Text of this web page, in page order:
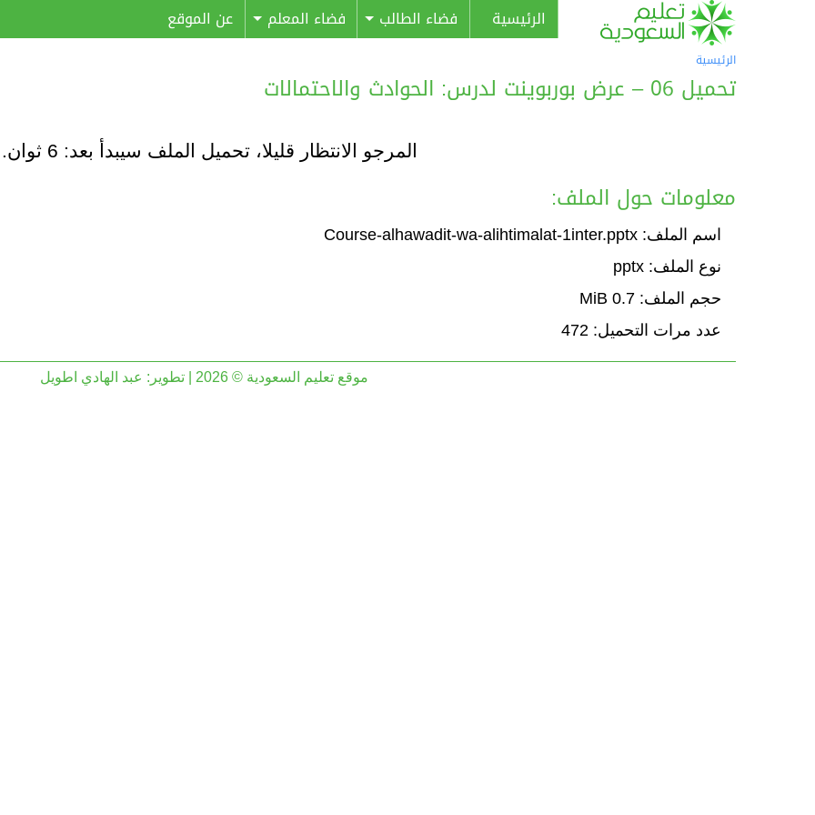
الرئيسية فضاء الطالب فضاء المعلم عن الموقع
الرئيسية
تحميل 06 – عرض بوربوينت لدرس: الحوادث والاحتمالات
المرجو الانتظار قليلا، تحميل الملف سيبدأ بعد: 6
معلومات حول الملف:
اسم الملف: Course-alhawadit-wa-alihtimalat-1inter.pptx
نوع الملف: pptx
حجم الملف: 0.7 MiB
عدد مرات التحميل: 472
موقع تعليم السعودية © 2026 | تطوير: عبد الهادي اطويل